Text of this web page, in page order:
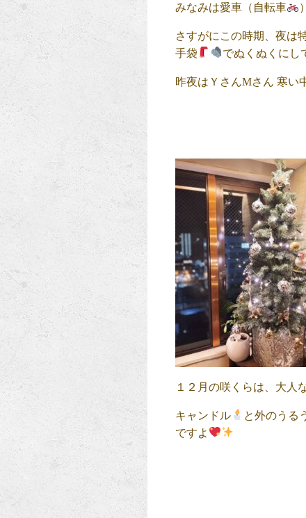
みなみは愛車（自転車
さすがにこの時期、夜は
手袋
でぬくぬくに
昨夜はＹさんMさん 寒い
１２月の咲くらは、大人
キャンドル と外のうる
ですよ